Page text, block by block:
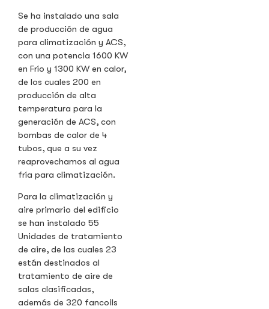
Se ha instalado una sala
de producción de agua
para climatización y ACS,
con una potencia 1600 KW
en Frío y 1300 KW en calor,
de los cuales 200 en
producción de alta
temperatura para la
generación de ACS, con
bombas de calor de 4
tubos, que a su vez
reaprovechamos al agua
fría para climatización.
Para la climatización y
aire primario del edificio
se han instalado 55
Unidades de tratamiento
de aire, de las cuales 23
están destinados al
tratamiento de aire de
salas clasificadas,
además de 320 fancoils